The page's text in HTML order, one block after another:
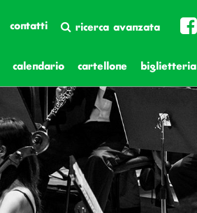
contatti ricerca avanzata
calendario cartellone biglietteria